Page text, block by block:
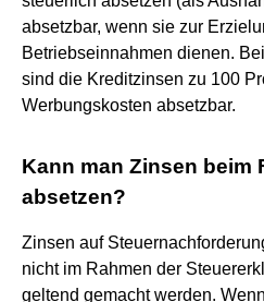
absetzbar, wenn sie zur
Betriebseinnahmen dienen.
sind die Kreditzinsen zu 100
Werbungskosten absetzbar.
Kann man Zinsen beim
absetzen?
Zinsen auf
nicht im Rahmen der
geltend gemacht werden.